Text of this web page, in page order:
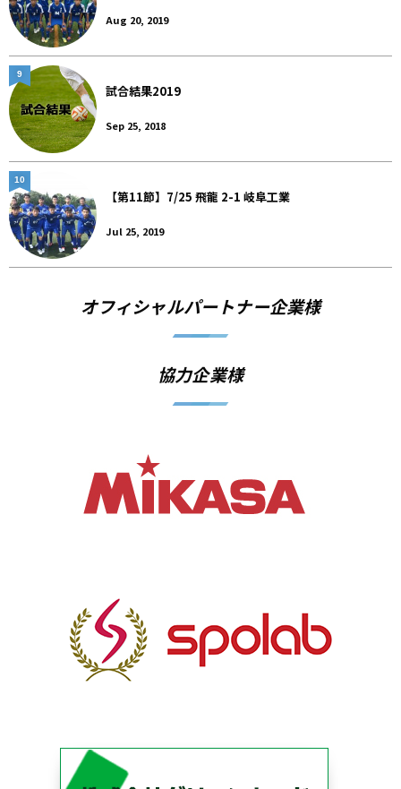
Aug 20, 2019
試合結果2019
Sep 25, 2018
9
【第11節】7/25 飛龍 2-1 岐阜工業
Jul 25, 2019
10
オフィシャルパートナー企業様
協力企業様